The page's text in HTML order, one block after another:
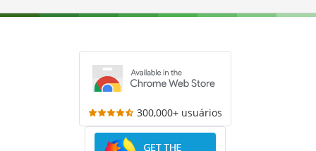
300,000+ usuários